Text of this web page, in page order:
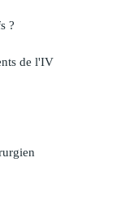
?
de l'IV